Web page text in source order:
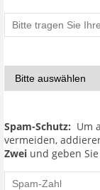
Spam-Schutz: Um
vermeiden,
Zwei und geben